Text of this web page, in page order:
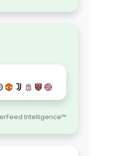
Intelligence™